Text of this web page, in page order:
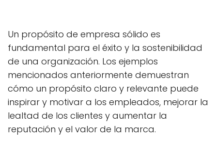
Un propósito de empresa sólido es
fundamental para el éxito y la sostenibilidad
de una organización. Los ejemplos
mencionados anteriormente demuestran
cómo un propósito claro y relevante puede
inspirar y motivar a los empleados, mejorar la
lealtad de los clientes y aumentar la
reputación y el valor de la marca.